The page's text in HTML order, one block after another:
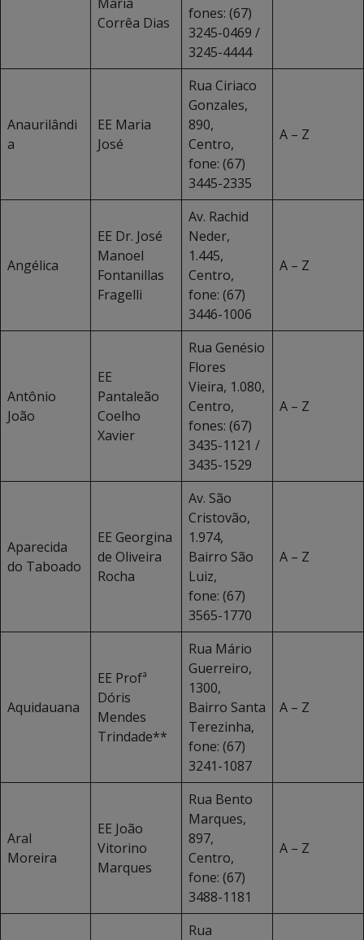
Corrêa Dias
fones: (67)
3245-0469 /
3245-4444
Anaurilândi
a
EE Maria
José
Rua Ciriaco
Gonzales,
890,
Centro,
fone: (67)
3445-2335
A – Z
Angélica
EE Dr. José
Manoel
Fontanillas
Fragelli
Av. Rachid
Neder,
1.445,
Centro,
fone: (67)
3446-1006
A – Z
Antônio
João
EE
Pantaleão
Coelho
Xavier
Rua Genésio
Flores
Vieira, 1.080,
Centro,
fones: (67)
3435-1121 /
3435-1529
A – Z
Aparecida
do Taboado
EE Georgina
de Oliveira
Rocha
Av. São
Cristovão,
1.974,
Bairro São
Luiz,
fone: (67)
3565-1770
A – Z
Aquidauana
EE Profª
Dóris
Mendes
Trindade**
Rua Mário
Guerreiro,
1300,
Bairro Santa
Terezinha,
fone: (67)
3241-1087
A – Z
Aral
Moreira
EE João
Vitorino
Marques
Rua Bento
Marques,
897,
Centro,
fone: (67)
3488-1181
A – Z
Rua